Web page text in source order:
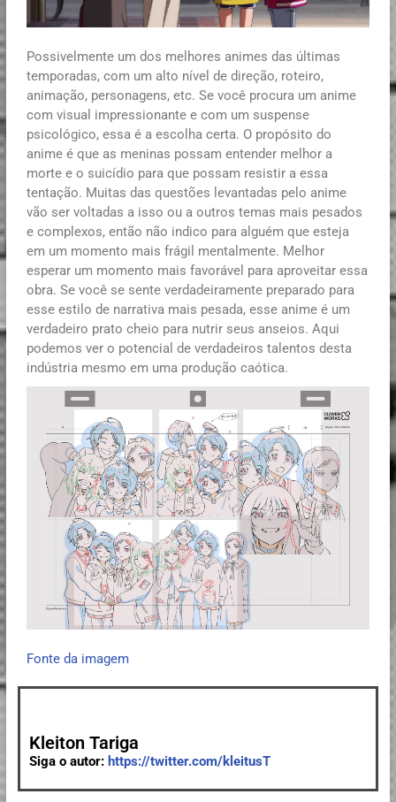
Possivelmente um dos melhores animes das últimas
temporadas, com um alto nível de direção, roteiro,
animação, personagens, etc. Se você procura um anime
com visual impressionante e com um suspense
psicológico, essa é a escolha certa. O propósito do
anime é que as meninas possam entender melhor a
morte e o suicídio para que possam resistir a essa
tentação. Muitas das questões levantadas pelo anime
vão ser voltadas a isso ou a outros temas mais pesados
e complexos, então não indico para alguém que esteja
em um momento mais frágil mentalmente. Melhor
esperar um momento mais favorável para aproveitar essa
obra. Se você se sente verdadeiramente preparado para
esse estilo de narrativa mais pesada, esse anime é um
verdadeiro prato cheio para nutrir seus anseios. Aqui
podemos ver o potencial de verdadeiros talentos desta
indústria mesmo em uma produção caótica.
Fonte da imagem
Kleiton Tariga
Siga o autor: https://twitter.com/kleitusT